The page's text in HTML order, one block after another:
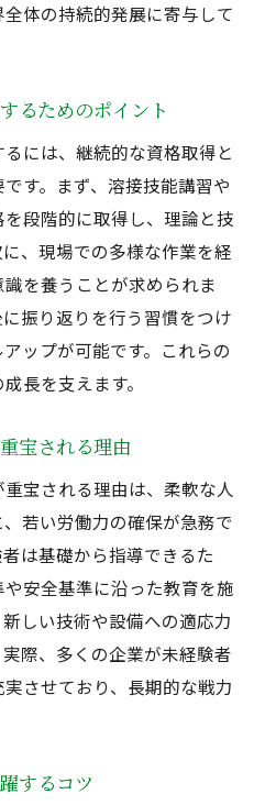
管溶接の求人がおすすめ
求人で年収を伸ばす秘訣
入求人の特徴を解説
管溶接求人の選び方
た高収入を得るコツ
募集で叶う成長ストーリ
がスキルアップする秘訣
へ配管溶接で成長した体
で未経験者が得る達成感
らのキャリアアップ事例
で一人前になるまでの道
られる収入アップ術
で収入を上げる方法とは
入求人を選ぶコツ
体の持続的発展に寄与して
るためのポイント
には、継続的な資格取得と
す。まず、溶接技能講習や
段階的に取得し、理論と技
、現場での多様な作業を経
を養うことが求められま
振り返りを行う習慣をつけ
ップが可能です。これらの
長を支えます。
宝される理由
宝される理由は、柔軟な人
若い労働力の確保が急務で
は基礎から指導できるた
安全基準に沿った教育を施
しい技術や設備への適応力
際、多くの企業が未経験者
させており、長期的な戦力
するコツ